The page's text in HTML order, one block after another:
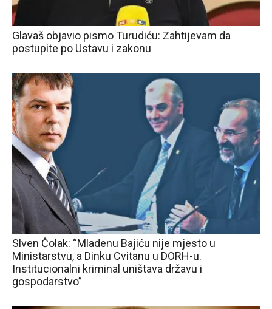
Glavaš objavio pismo Turudiću: Zahtijevam da
postupite po Ustavu i zakonu
Slven Čolak: “Mladenu Bajiću nije mjesto u
Ministarstvu, a Dinku Cvitanu u DORH-u.
Institucionalni kriminal uništava državu i
gospodarstvo”